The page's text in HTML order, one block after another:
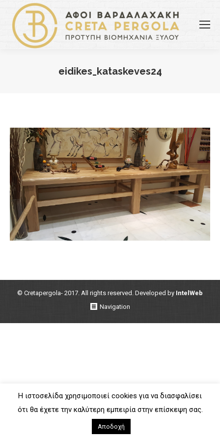
eidikes_kataskeves24
© Cretapergola- 2017. All rights reserved. Developed by IntelWeb
Navigation
Η ιστοσελίδα χρησιμοποιεί cookies για να διασφαλίσει
ότι θα έχετε την καλύτερη εμπειρία στην επίσκεψη σας.
Αποδοχή